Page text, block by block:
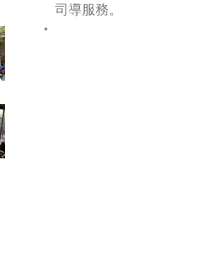
司導服務。